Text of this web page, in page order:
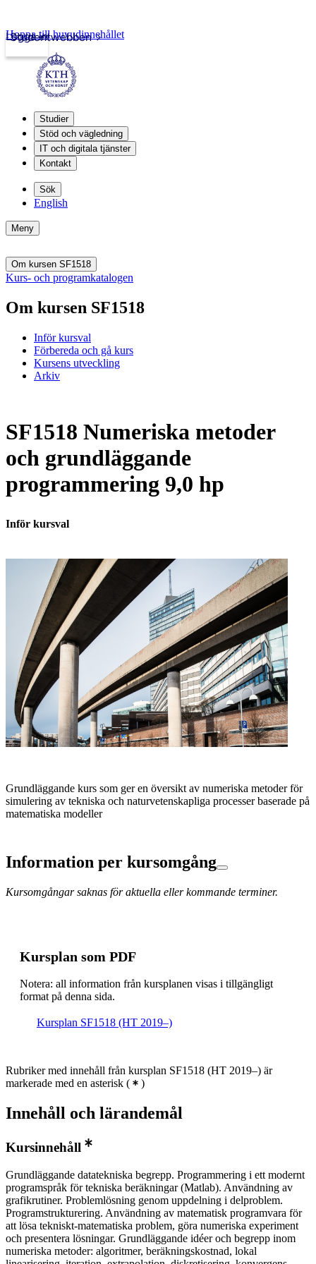
Studentwebben
Logga in
Hoppa till huvudinnehållet
Studier
Stöd och vägledning
IT och digitala tjänster
Kontakt
Sök
English
Meny
Om kursen SF1518
Kurs- och programkatalogen
Om kursen SF1518
Inför kursval
Förbereda och gå kurs
Kursens utveckling
Arkiv
SF1518 Numeriska metoder
och grundläggande
programmering 9,0 hp
Inför kursval
Grundläggande kurs som ger en översikt av numeriska metoder för
simulering av tekniska och naturvetenskapliga processer baserade på
matematiska modeller
Information per kursomgång
Kursomgångar saknas för aktuella eller kommande terminer.
Kursplan som PDF
Notera: all information från kursplanen visas i tillgängligt
format på denna sida.
Kursplan SF1518 (HT 2019–)
Rubriker med innehåll från kursplan SF1518 (HT 2019–) är
markerade med en asterisk ( )
Innehåll och lärandemål
Kursinnehåll
Grundläggande datatekniska begrepp. Programmering i ett modernt
programspråk för tekniska beräkningar (Matlab). Användning av
grafikrutiner. Problemlösning genom uppdelning i delproblem.
Programstrukturering. Användning av matematisk programvara för
att lösa tekniskt-matematiska problem, göra numeriska experiment
och presentera lösningar. Grundläggande idéer och begrepp inom
numeriska metoder: algoritmer, beräkningskostnad, lokal